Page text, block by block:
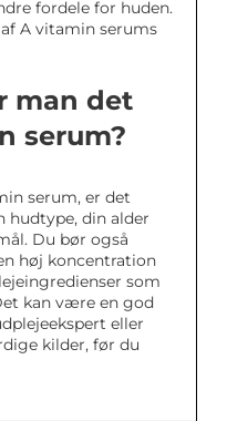
fordele for huden.
A vitamin serums
man det
serum?
serum, er det
din alder
Du bør også
høj koncentration
som
kan være en god
eller
kilder, før du